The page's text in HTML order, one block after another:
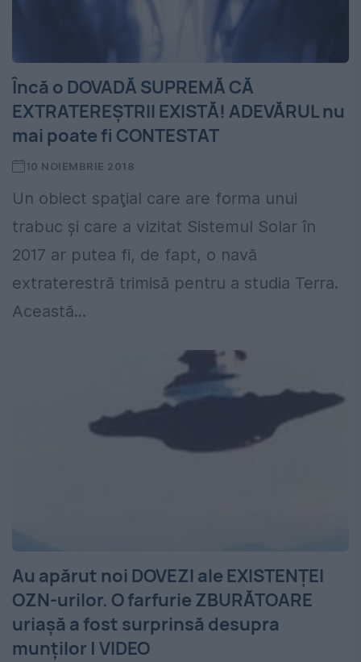
Încă o DOVADĂ SUPREMĂ CĂ
EXTRATEREŞTRII EXISTĂ! ADEVĂRUL nu
mai poate fi CONTESTAT
10 NOIEMBRIE 2018
Un obiect spaţial care are forma unui
trabuc şi care a vizitat Sistemul Solar în
2017 ar putea fi, de fapt, o navă
extraterestră trimisă pentru a studia Terra.
Această...
Au apărut noi DOVEZI ale EXISTENȚEI
OZN-urilor. O farfurie ZBURĂTOARE
uriașă a fost surprinsă desupra
munților | VIDEO